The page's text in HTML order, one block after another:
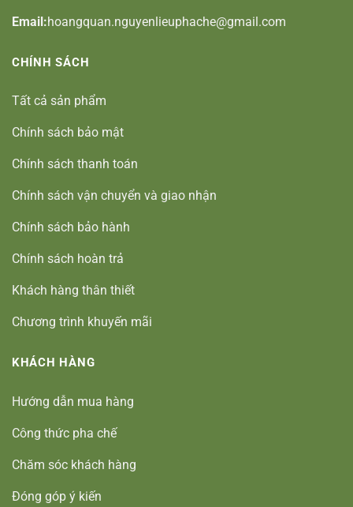
Email:hoangquan.nguyenlieuphache@gmail.com
CHÍNH SÁCH
Tất cả sản phẩm
Chính sách bảo mật
Chính sách thanh toán
Chính sách vận chuyển và giao nhận
Chính sách bảo hành
Chính sách hoàn trả
Khách hàng thân thiết
Chương trình khuyến mãi
KHÁCH HÀNG
Hướng dẫn mua hàng
Công thức pha chế
Chăm sóc khách hàng
Đóng góp ý kiến